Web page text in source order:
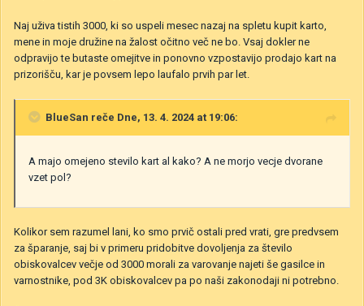
Naj uživa tistih 3000, ki so uspeli mesec nazaj na spletu kupit karto,
mene in moje družine na žalost očitno več ne bo. Vsaj dokler ne
odpravijo te butaste omejitve in ponovno vzpostavijo prodajo kart na
prizorišču, kar je povsem lepo laufalo prvih par let.
BlueSan reče Dne, 13. 4. 2024 at 19:06:
A majo omejeno stevilo kart al kako? A ne morjo vecje dvorane
vzet pol?
Kolikor sem razumel lani, ko smo prvič ostali pred vrati, gre predvsem
za šparanje, saj bi v primeru pridobitve dovoljenja za število
obiskovalcev večje od 3000 morali za varovanje najeti še gasilce in
varnostnike, pod 3K obiskovalcev pa po naši zakonodaji ni potrebno.